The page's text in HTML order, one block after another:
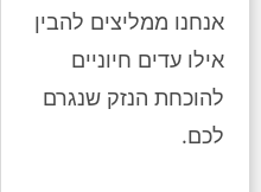
אנחנו ממליצים להבין
אילו עדים חיוניים
להוכחת הנזק שנגרם
לכם.